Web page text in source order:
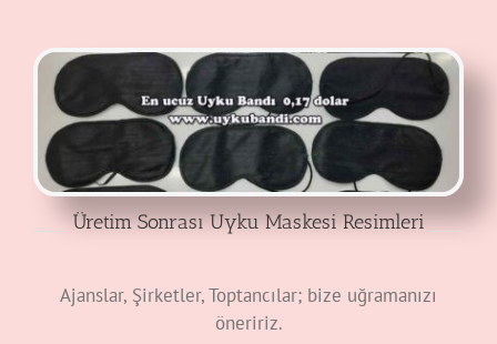
Üretim Sonrası Uyku Maskesi Resimleri
Ajanslar, Şirketler, Toptancılar; bize uğramanızı
öneririz.